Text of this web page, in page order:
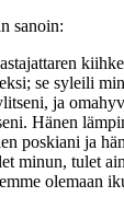
sanoin:
se syleili
ja
Hänen
poskiani ja
minun, tulet
olemaan